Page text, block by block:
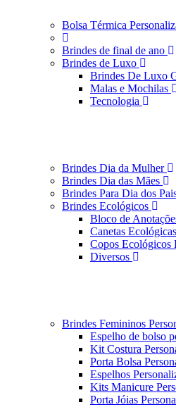
Bolsa Térmica
Brindes de final de ano
Brindes de Luxo
Brindes De Luxo
Malas e Mochilas
Tecnologia
Brindes Dia da Mulher
Brindes Dia das Mães
Brindes Para Dia dos
Brindes Ecológicos
Bloco de
Canetas
Copos Ecológicos
Diversos
Brindes Femininos
Espelho de bolso
Kit Costura
Porta Bolsa
Espelhos
Kits Manicure
Porta Jóias